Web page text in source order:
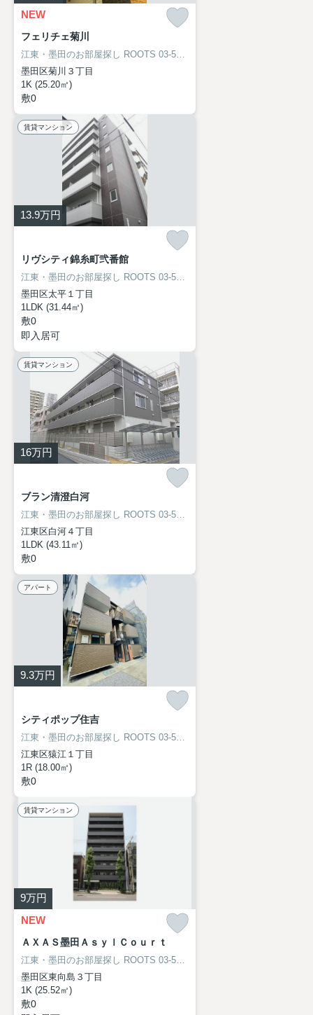
NEW
フェリチェ菊川
江東・墨田のお部屋探し ROOTS 03-5638-8866
墨田区菊川３丁目
1K (25.20㎡)
敷0
賃貸マンション
13.9万円
リヴシティ錦糸町弐番館
江東・墨田のお部屋探し ROOTS 03-5638-8866
墨田区太平１丁目
1LDK (31.44㎡)
敷0
即入居可
賃貸マンション
16万円
ブラン清澄白河
江東・墨田のお部屋探し ROOTS 03-5638-8866
江東区白河４丁目
1LDK (43.11㎡)
敷0
アパート
9.3万円
シティポップ住吉
江東・墨田のお部屋探し ROOTS 03-5638-8866
江東区猿江１丁目
1R (18.00㎡)
敷0
賃貸マンション
9万円
NEW
ＡＸＡＳ墨田ＡｓｙｌＣｏｕｒｔ
江東・墨田のお部屋探し ROOTS 03-5638-8866
墨田区東向島３丁目
1K (25.52㎡)
敷0